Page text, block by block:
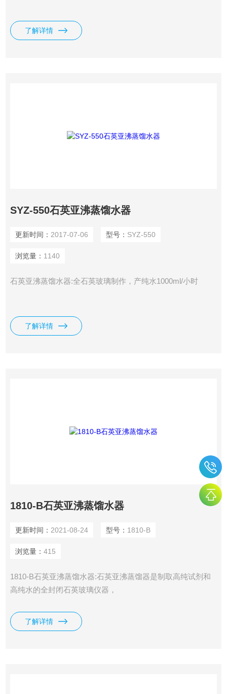
了解详情
SYZ-550石英亚沸蒸馏水器
更新时间： 2017-07-06 型号： SYZ-550
浏览量： 1140
石英亚沸蒸馏水器:全石英玻璃制作，产纯水1000ml/小时
了解详情
1810-B石英亚沸蒸馏水器
更新时间： 2021-08-24 型号： 1810-B
浏览量： 415
1810-B石英亚沸蒸馏水器:石英亚沸蒸馏器是制取高纯试剂和
高纯水的全封闭石英玻璃仪器，
了解详情